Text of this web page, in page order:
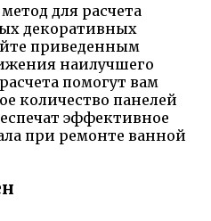
для расчета
декоративных
приведенным
наилучшего
помогут вам
количество панелей
эффективное
при ремонте ванной